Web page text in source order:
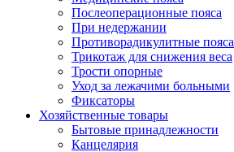
Послеоперационные пояса
При недержании
Противорадикулитные пояса
Трикотаж для снижения веса
Трости опорные
Уход за лежачими больными
Фиксаторы
Хозяйственные товары
Бытовые принадлежности
Канцелярия